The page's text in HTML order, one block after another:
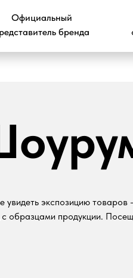
Официальный
бренда
увидеть экспозицию
с образцами продукции.